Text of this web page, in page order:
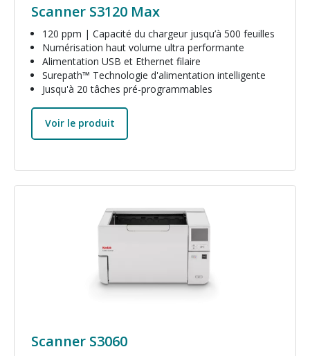
Scanner S3120 Max
120 ppm | Capacité du chargeur jusqu’à 500 feuilles
Numérisation haut volume ultra performante
Alimentation USB et Ethernet filaire
Surepath™ Technologie d'alimentation intelligente
Jusqu'à 20 tâches pré-programmables
Voir le produit
Image
Scanner S3060